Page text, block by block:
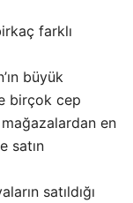
farklı
büyük
birçok cep
en
satın
satıldığı